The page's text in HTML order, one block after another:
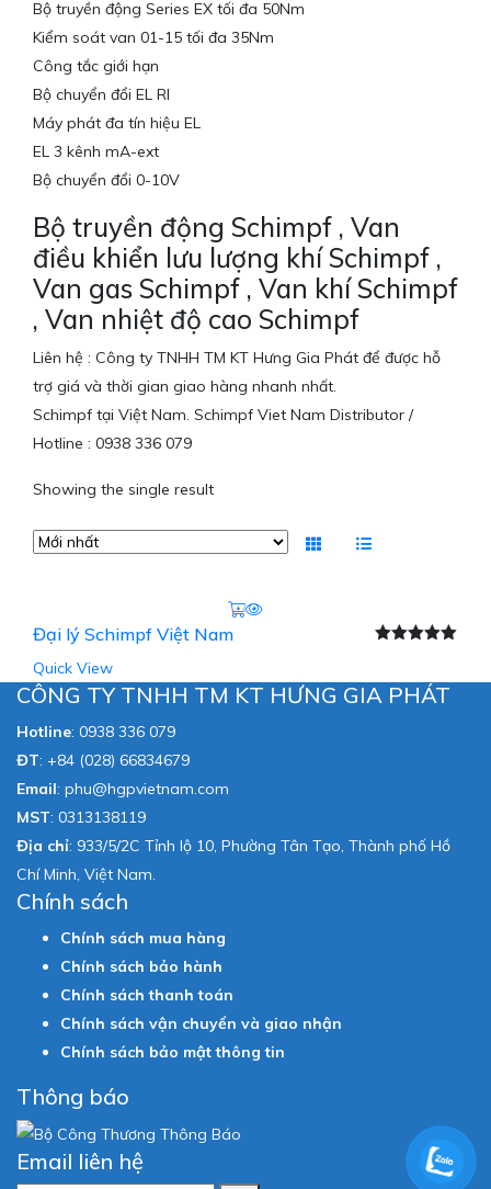
Bộ truyền động Series EX tối đa 50Nm
Kiểm soát van 01-15 tối đa 35Nm
Công tắc giới hạn
Bộ chuyển đổi EL RI
Máy phát đa tín hiệu EL
EL 3 kênh mA-ext
Bộ chuyển đổi 0-10V
Bộ truyền động Schimpf , Van
điều khiển lưu lượng khí Schimpf ,
Van gas Schimpf , Van khí Schimpf
, Van nhiệt độ cao Schimpf
Liên hệ : Công ty TNHH TM KT Hưng Gia Phát để được hỗ
trợ giá và thời gian giao hàng nhanh nhất.
Schimpf tại Việt Nam. Schimpf Viet Nam Distributor /
Hotline : 0938 336 079
Showing the single result
sao
Đại lý Schimpf Việt Nam
Quick View
CÔNG TY TNHH TM KT HƯNG GIA PHÁT
Hotline: 0938 336 079
ĐT: +84 (028) 66834679
Email: phu@hgpvietnam.com
MST: 0313138119
Địa chỉ: 933/5/2C Tỉnh lộ 10, Phường Tân Tạo, Thành phố Hồ
Chí Minh, Việt Nam.
Chính sách
Chính sách mua hàng
Chính sách bảo hành
Chính sách thanh toán
Chính sách vận chuyển và giao nhận
Chính sách bảo mật thông tin
Thông báo
Email liên hệ